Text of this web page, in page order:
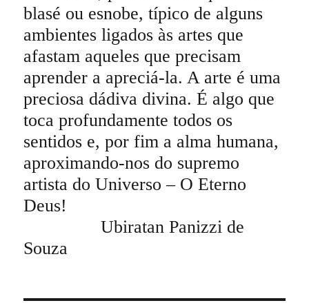
blasé ou esnobe, típico de alguns
ambientes ligados às artes que
afastam aqueles que precisam
aprender a apreciá-la. A arte é uma
preciosa dádiva divina. É algo que
toca profundamente todos os
sentidos e, por fim a alma humana,
aproximando-nos do supremo
artista do Universo – O Eterno
Deus!
Ubiratan Panizzi de
Souza